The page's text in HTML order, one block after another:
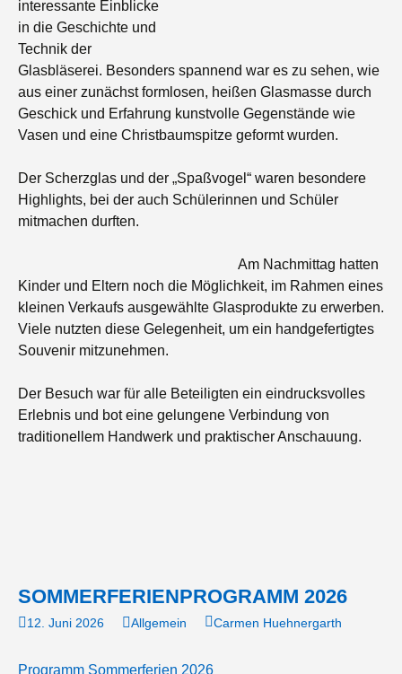
interessante Einblicke
in die Geschichte und
Technik der
Glasbläserei. Besonders spannend war es zu sehen, wie
aus einer zunächst formlosen, heißen Glasmasse durch
Geschick und Erfahrung kunstvolle Gegenstände wie
Vasen und eine Christbaumspitze geformt wurden.
Der Scherzglas und der „Spaßvogel“ waren besondere
Highlights, bei der auch Schülerinnen und Schüler
mitmachen durften.
Am Nachmittag hatten
Kinder und Eltern noch die Möglichkeit, im Rahmen eines
kleinen Verkaufs ausgewählte Glasprodukte zu erwerben.
Viele nutzten diese Gelegenheit, um ein handgefertigtes
Souvenir mitzunehmen.
Der Besuch war für alle Beteiligten ein eindrucksvolles
Erlebnis und bot eine gelungene Verbindung von
traditionellem Handwerk und praktischer Anschauung.
SOMMERFERIENPROGRAMM 2026
12. Juni 2026 Allgemein Carmen Huehnergarth
Programm Sommerferien 2026